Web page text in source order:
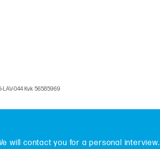
LAV-044 Kvk 56585969
will contact you for a personal interview.